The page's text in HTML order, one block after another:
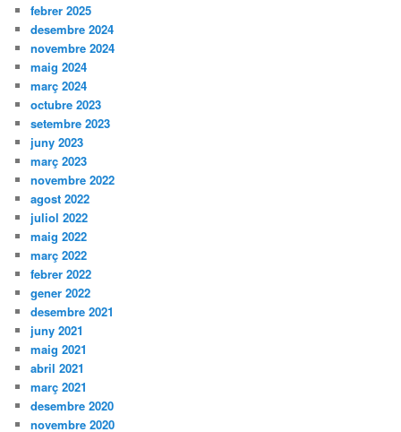
febrer 2025
desembre 2024
novembre 2024
maig 2024
març 2024
octubre 2023
setembre 2023
juny 2023
març 2023
novembre 2022
agost 2022
juliol 2022
maig 2022
març 2022
febrer 2022
gener 2022
desembre 2021
juny 2021
maig 2021
abril 2021
març 2021
desembre 2020
novembre 2020